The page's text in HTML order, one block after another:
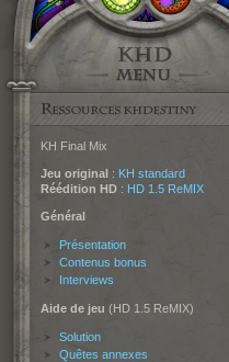
KH Final Mix
Jeu original : KH standard
Réédition HD : HD 1.5 ReMIX
Général
Présentation
Contenus bonus
Interviews
Aide de jeu (HD 1.5 ReMIX)
Solution
Quêtes annexes